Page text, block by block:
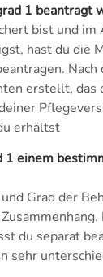
1 beantragt
bist und im
hast du die
erstellt, das
erhältst
1 einem
Grad der
du separat
sehr